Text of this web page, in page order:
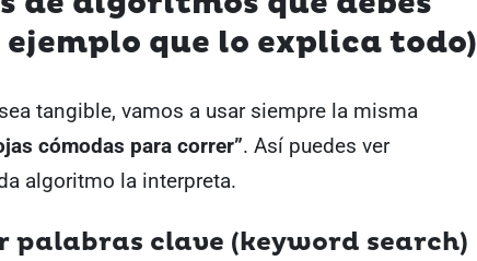
ejemplo que lo explica todo)
tangible, vamos a usar siempre la misma
cómodas para correr”. Así puedes ver
algoritmo la interpreta.
palabras clave (keyword search)